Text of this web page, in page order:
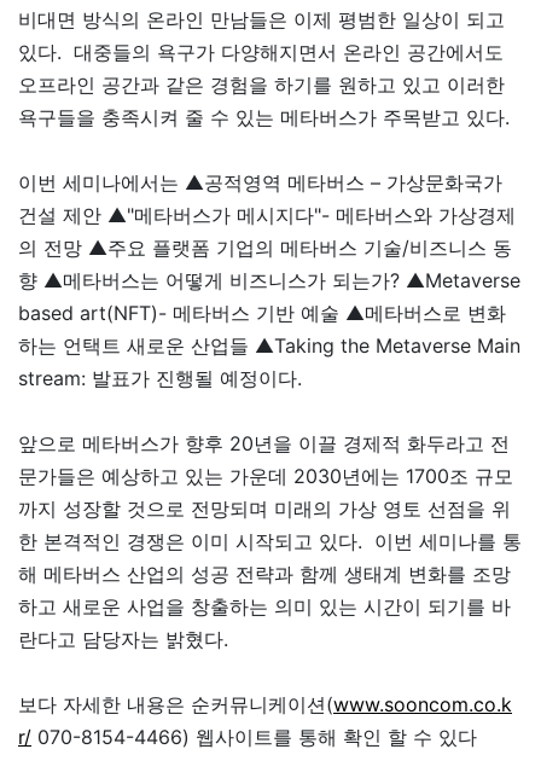
비대면 방식의 온라인 만남들은 이제 평범한 일상이 되고
있다. 대중들의 욕구가 다양해지면서 온라인 공간에서도
오프라인 공간과 같은 경험을 하기를 원하고 있고 이러한
욕구들을 충족시켜 줄 수 있는 메타버스가 주목받고 있다.
이번 세미나에서는 ▲공적영역 메타버스 – 가상문화국가
건설 제안 ▲"메타버스가 메시지다"- 메타버스와 가상경제
의 전망 ▲주요 플랫폼 기업의 메타버스 기술/비즈니스 동
향 ▲메타버스는 어떻게 비즈니스가 되는가? ▲Metaverse
based art(NFT)- 메타버스 기반 예술 ▲메타버스로 변화
하는 언택트 새로운 산업들 ▲Taking the Metaverse Main
stream: 발표가 진행될 예정이다.
앞으로 메타버스가 향후 20년을 이끌 경제적 화두라고 전
문가들은 예상하고 있는 가운데 2030년에는 1700조 규모
까지 성장할 것으로 전망되며 미래의 가상 영토 선점을 위
한 본격적인 경쟁은 이미 시작되고 있다. 이번 세미나를 통
해 메타버스 산업의 성공 전략과 함께 생태계 변화를 조망
하고 새로운 사업을 창출하는 의미 있는 시간이 되기를 바
란다고 담당자는 밝혔다.
보다 자세한 내용은 순커뮤니케이션(www.sooncom.co.k
r/ 070-8154-4466) 웹사이트를 통해 확인 할 수 있다